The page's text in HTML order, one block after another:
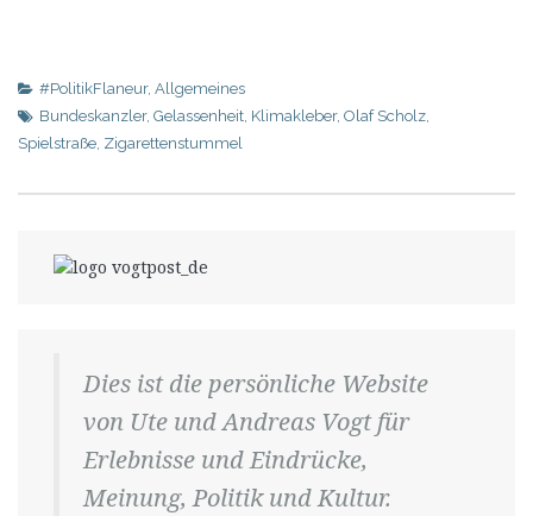
#PolitikFlaneur, Allgemeines
Bundeskanzler, Gelassenheit, Klimakleber, Olaf Scholz,
Spielstraße, Zigarettenstummel
Dies ist die persönliche Website
von Ute und Andreas Vogt für
Erlebnisse und Eindrücke,
Meinung, Politik und Kultur.